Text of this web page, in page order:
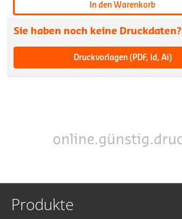
In den Warenkorb
Sie haben noch keine Druckdaten?
Druckvorlagen (PDF, Id, Ai)
Produkte